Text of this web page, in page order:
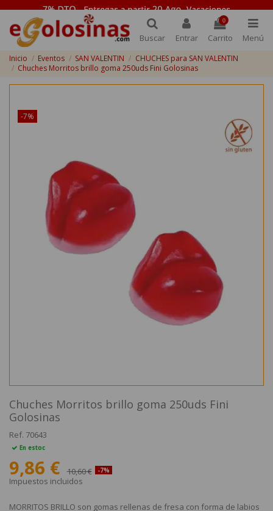
Buscar Entrar
0
Carrito Menú
Inicio Eventos SAN VALENTIN
CHUCHES para SAN VALENTIN
Chuches Morritos brillo goma 250uds Fini Golosinas
-7%
Chuches Morritos brillo goma 250uds Fini
Golosinas
Ref. 70643
En estoc
9,86 € 10,60 € -7%
Impuestos incluidos
MORRITOS BRILLO son gomas rellenas de fresa con forma de labios